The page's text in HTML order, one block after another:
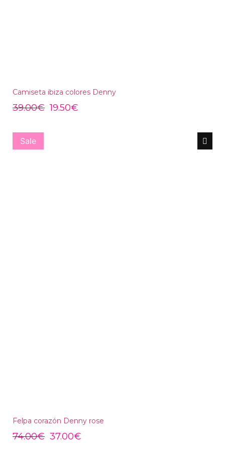
Camiseta ibiza colores Denny
39.00€ 19.50€
Sale
Felpa corazón Denny rose
74.00€ 37.00€